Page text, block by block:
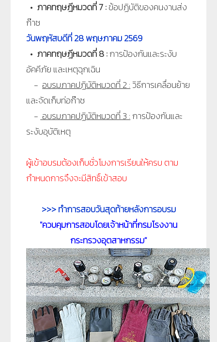
• ภาคทฤษฎีหมวดที่ 7:ข้อปฏิบัติของคนงานส่ง
ก๊าซ
วันพฤหัสบดีที่ 28พฤษภาคม 2569
• ภาคทฤษฎีหมวดที่ 8 :การป้องกันและระงับ
อัคคีภัย และเหตุฉุกเฉิน
- อบรมภาคปฏิบัติหมวดที่ 2 :วิธีการเคลื่อนย้าย
และจัดเก็บท่อก๊าซ
- อบรมภาคปฏิบัติหมวดที่ 3 : การป้องกันและ
ระงับอุบัติเหตุ
ผู้เข้าอบรมต้องเก็บชั่วโมงการเรียนให้ครบ ตาม
กำหนดการจึงจะมีสิทธิ์เข้าสอบ
>>> ทำการสอบวันสุดท้ายหลังการอบรม
"ควบคุมการสอบโดยเจ้าหน้าที่กรมโรงงาน
กระทรวงอุตสาหกรรม"